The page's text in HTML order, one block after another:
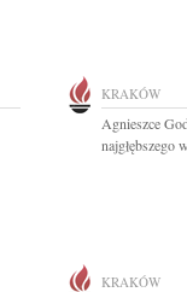
KRAKÓW
Agnieszce
najgłębszego
KRAKÓW